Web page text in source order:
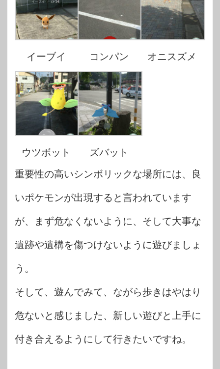
イーブイ コンパン オニスズメ
ウツボット
ズバット
重要性の高いシンボリックな場所には、良
いポケモンが出現すると言われています
が、まず危なくないように、そして大事な
遺跡や遺構を傷つけないように遊びましょ
う。
そして、遊んでみて、ながら歩きはやはり
危ないと感じました、新しい遊びと上手に
付き合えるようにして行きたいですね。